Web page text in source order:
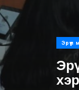
Эрүүл